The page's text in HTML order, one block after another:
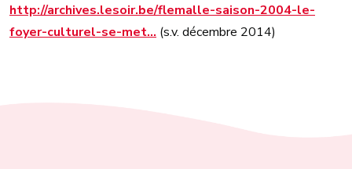
http://archives.lesoir.be/flemalle-saison-2004-le-
foyer-culturel-se-met… (s.v. décembre 2014)